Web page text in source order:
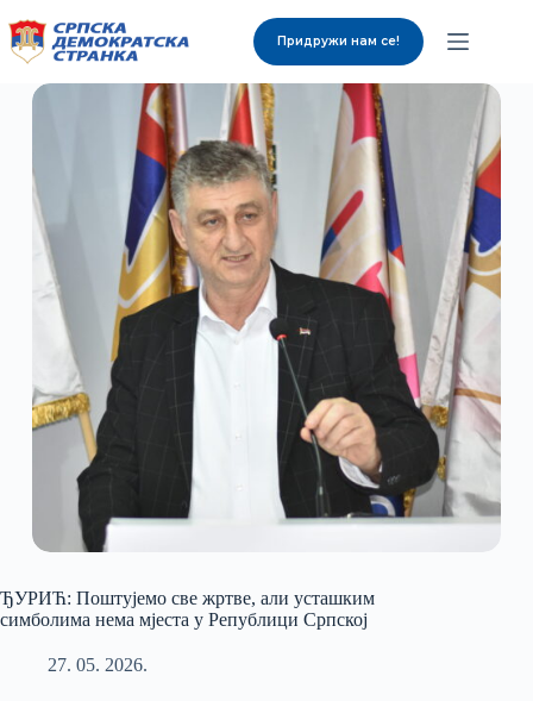
О нама
Органи странке
Вијести
Изабрани представници
Контакт
Придружи нам се!
ЂУРИЋ: Поштујемо све жртве, али усташким
симболима нема мјеста у Републици Српској
27. 05. 2026.